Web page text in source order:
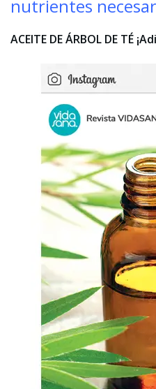
nutrientes
ACEITE DE ÁRBOL DE TÉ